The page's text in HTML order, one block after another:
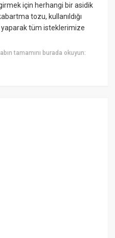
için herhangi bir asidik
tozu, kullanıldığı
yaparak tüm isteklerimize
tamamını burada okuyun: